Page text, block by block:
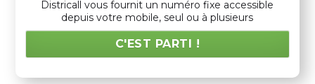
Districall vous fournit un numéro fixe accessible
depuis votre mobile, seul ou à plusieurs
C'EST PARTI !